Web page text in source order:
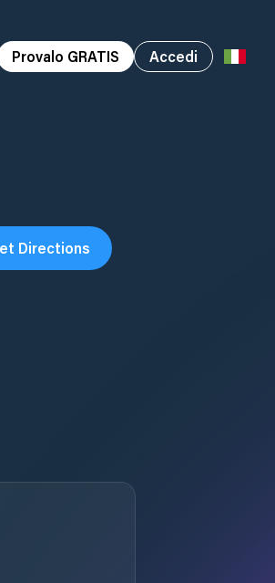
Provalo GRATIS Accedi
Directions